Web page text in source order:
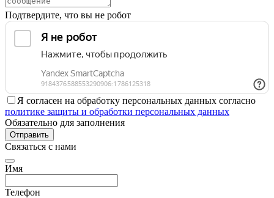
Подтвердите, что вы не робот
Я согласен на обработку персональных данных согласно
политике защиты и обработки персональных данных
Обязательно для заполнения
Отправить
Связаться с нами
Имя
Телефон